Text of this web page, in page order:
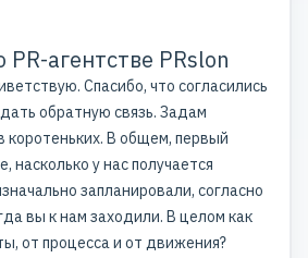
агентстве PRslon
Спасибо, что согласились
обратную связь. Задам
коротеньких. В общем, первый
насколько у нас получается
запланировали, согласно
вы к нам заходили. В целом как
от процесса и от движения?